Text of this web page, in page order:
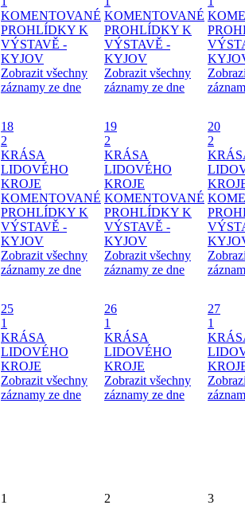
KOMENTOVANÉ
PROHLÍDKY K
VÝSTAVĚ -
KYJOV
Zobrazit všechny
záznamy ze dne
KOMENTOVANÉ
PROHLÍDKY K
VÝSTAVĚ -
KYJOV
Zobrazit všechny
záznamy ze dne
18
2
KRÁSA
LIDOVÉHO
KROJE
KOMENTOVANÉ
PROHLÍDKY K
VÝSTAVĚ -
KYJOV
Zobrazit všechny
záznamy ze dne
19
2
KRÁSA
LIDOVÉHO
KROJE
KOMENTOVANÉ
PROHLÍDKY K
VÝSTAVĚ -
KYJOV
Zobrazit všechny
záznamy ze dne
20
2
25
1
KRÁSA
LIDOVÉHO
KROJE
Zobrazit všechny
záznamy ze dne
26
1
KRÁSA
LIDOVÉHO
KROJE
Zobrazit všechny
záznamy ze dne
27
1
1 2 3